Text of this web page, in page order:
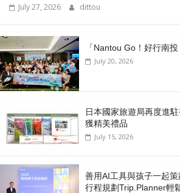
July 27, 2026 dittou
「Nantou Go！好行南
July 20, 2026
日本國家旅遊局再度進
獲精美禮品
July 15, 2026
善用AI工具與孩子一起
行程規劃Trip.Planner輕